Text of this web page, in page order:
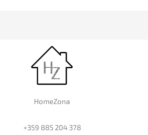
HomeZona
+359 885 204 378